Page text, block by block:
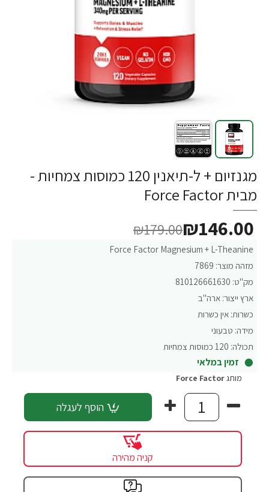
-18%
מגנזיום + ל-תיאנין 120 כמוסות צמחיות -
מבית Force Factor
Force Factor Magnesium + L-Theanine
מזהה מוצר: 7869
מק"ט: 810126661630
ארץ ייצור: ארה"ב
כשרות: אין כשרות
מידה: טבעוני
תכולה: 120 כמוסות צמחיות
זמין במלאי
₪146.00
₪179.00
מותגForce Factor‏
הוסף לעגלה
קניה מהירה